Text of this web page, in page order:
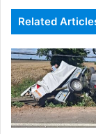
Related